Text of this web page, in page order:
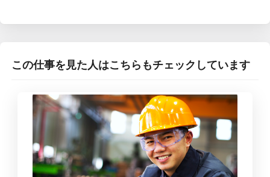
この仕事を見た人はこちらもチェックしています